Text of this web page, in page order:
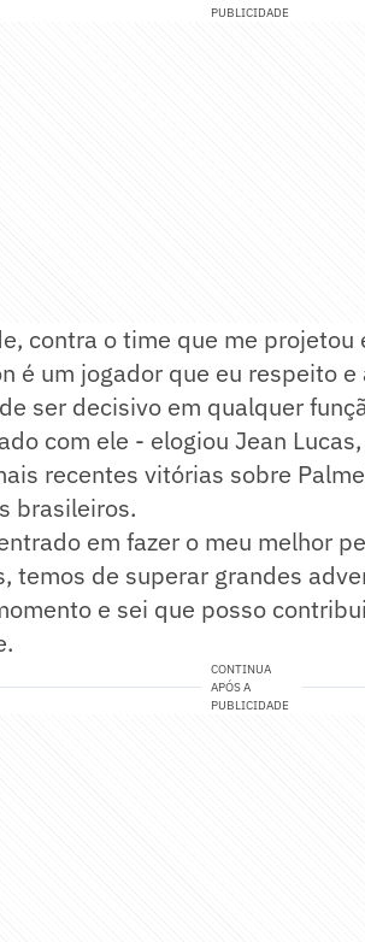
PUBLICIDADE
contra o time que me
é um jogador que eu respeito
ser decisivo em qualquer
com ele - elogiou Jean
recentes vitórias sobre
brasileiros.
em fazer o meu melhor
temos de superar grandes
e sei que posso
CONTINUA
APÓS A
PUBLICIDADE